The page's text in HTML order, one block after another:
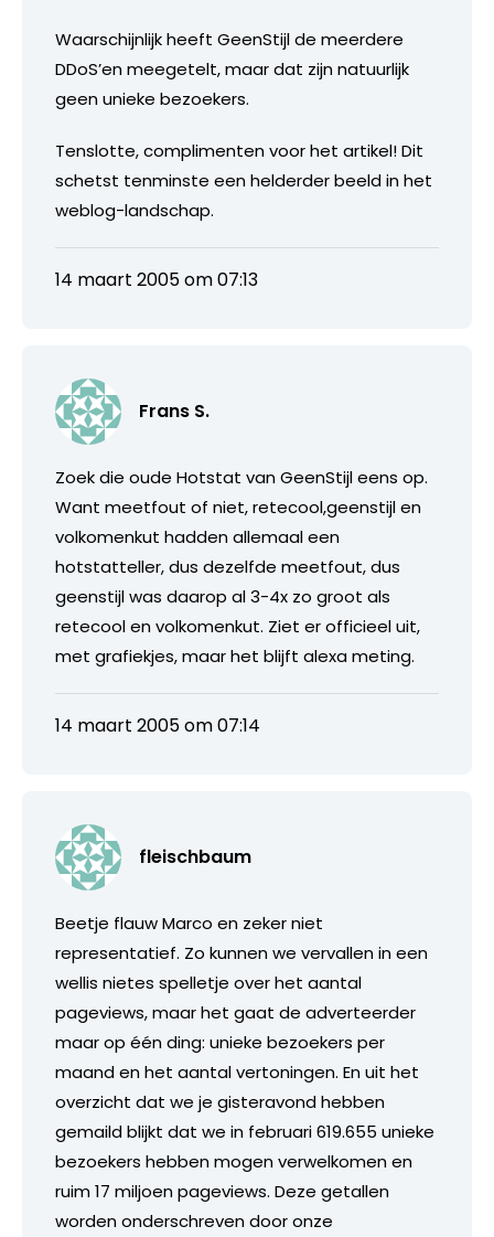
Waarschijnlijk heeft GeenStijl de meerdere
DDoS’en meegetelt, maar dat zijn natuurlijk
geen unieke bezoekers.
Tenslotte, complimenten voor het artikel! Dit
schetst tenminste een helderder beeld in het
weblog-landschap.
14 maart 2005 om 07:13
Frans S.
Zoek die oude Hotstat van GeenStijl eens op.
Want meetfout of niet, retecool,geenstijl en
volkomenkut hadden allemaal een
hotstatteller, dus dezelfde meetfout, dus
geenstijl was daarop al 3-4x zo groot als
retecool en volkomenkut. Ziet er officieel uit,
met grafiekjes, maar het blijft alexa meting.
14 maart 2005 om 07:14
fleischbaum
Beetje flauw Marco en zeker niet
representatief. Zo kunnen we vervallen in een
wellis nietes spelletje over het aantal
pageviews, maar het gaat de adverteerder
maar op één ding: unieke bezoekers per
maand en het aantal vertoningen. En uit het
overzicht dat we je gisteravond hebben
gemaild blijkt dat we in februari 619.655 unieke
bezoekers hebben mogen verwelkomen en
ruim 17 miljoen pageviews. Deze getallen
worden onderschreven door onze